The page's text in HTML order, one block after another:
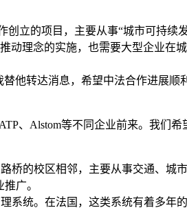
创立的项目，主要从事“城市可持续
动理念的实施，也需要大型企业在
他转达消息，希望中法合作进展顺
、Alstom等不同企业前来。我们
桥的校区相邻，主要从事交通、
广。
系统。在法国，这类系统有着多年